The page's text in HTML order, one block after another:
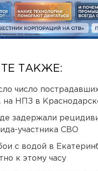
ТАКЖЕ:
число
НПЗ в
задержали
участника СВО
с водой в
к этому часу